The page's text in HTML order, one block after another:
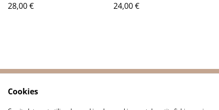
28,00 €
24,00 €
Politique de
Politique de cookies
Cookies